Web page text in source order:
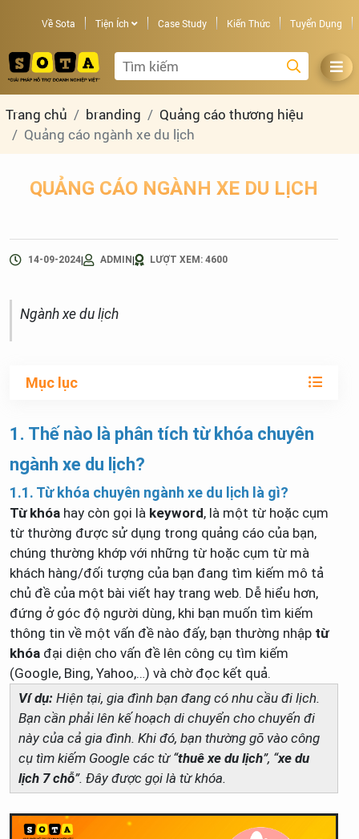
Về Sota Tiện Ích Case Study Kiến Thức Tuyển Dụng
Trang chủ branding
Quảng cáo thương hiệu
Quảng cáo ngành xe du lịch
QUẢNG CÁO NGÀNH XE DU LỊCH
14-09-2024| ADMIN| LƯỢT XEM: 4600
Ngành xe du lịch
Mục lục
1. Thế nào là phân tích từ khóa chuyên
ngành xe du lịch?
1.1. Từ khóa chuyên ngành xe du lịch là gì?
Từ khóa hay còn gọi là keyword, là một từ hoặc cụm
từ thường được sử dụng trong quảng cáo của bạn,
chúng thường khớp với những từ hoặc cụm từ mà
khách hàng/đối tượng của bạn đang tìm kiếm mô tả
chủ đề của một bài viết hay trang web. Dễ hiểu hơn,
đứng ở góc độ người dùng, khi bạn muốn tìm kiếm
thông tin về một vấn đề nào đấy, bạn thường nhập từ
khóa đại diện cho vấn đề lên công cụ tìm kiếm
(Google, Bing, Yahoo,…) và chờ đọc kết quả.
Ví dụ: Hiện tại, gia đình bạn đang có nhu cầu đi lịch.
Bạn cần phải lên kế hoạch di chuyển cho chuyến đi
này của cả gia đình. Khi đó, bạn thường gõ vào công
cụ tìm kiếm Google các từ “thuê xe du lịch”, “xe du
lịch 7 chỗ”. Đây được gọi là từ khóa.